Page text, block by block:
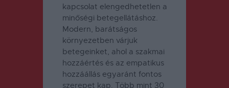
kapcsolat elengedhetetlen a
minőségi betegellátáshoz.
Modern, barátságos
környezetben várjuk
betegeinket, ahol a szakmai
hozzáértés és az empatikus
hozzáállás egyaránt fontos
szerepet kap. Több mint 30